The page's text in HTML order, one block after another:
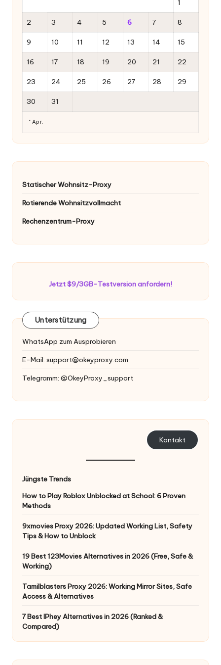
1
2 3 4 5 6 7 8
9 10 11 12 13 14 15
16 17 18 19 20 21 22
23 24 25 26 27 28 29
30 31
" Apr.
Statischer Wohnsitz-Proxy
Rotierende Wohnsitzvollmacht
Rechenzentrum-Proxy
Jetzt $9/3GB-Testversion anfordern!
Unterstützung
WhatsApp zum Ausprobieren
E-Mail: support@okeyproxy.com
Telegramm: @OkeyProxy_support
Kontakt
Jüngste Trends
How to Play Roblox Unblocked at School: 6 Proven
Methods
9xmovies Proxy 2026: Updated Working List, Safety
Tips & How to Unblock
19 Best 123Movies Alternatives in 2026 (Free, Safe &
Working)
Tamilblasters Proxy 2026: Working Mirror Sites, Safe
Access & Alternatives
7 Best IPhey Alternatives in 2026 (Ranked &
Compared)